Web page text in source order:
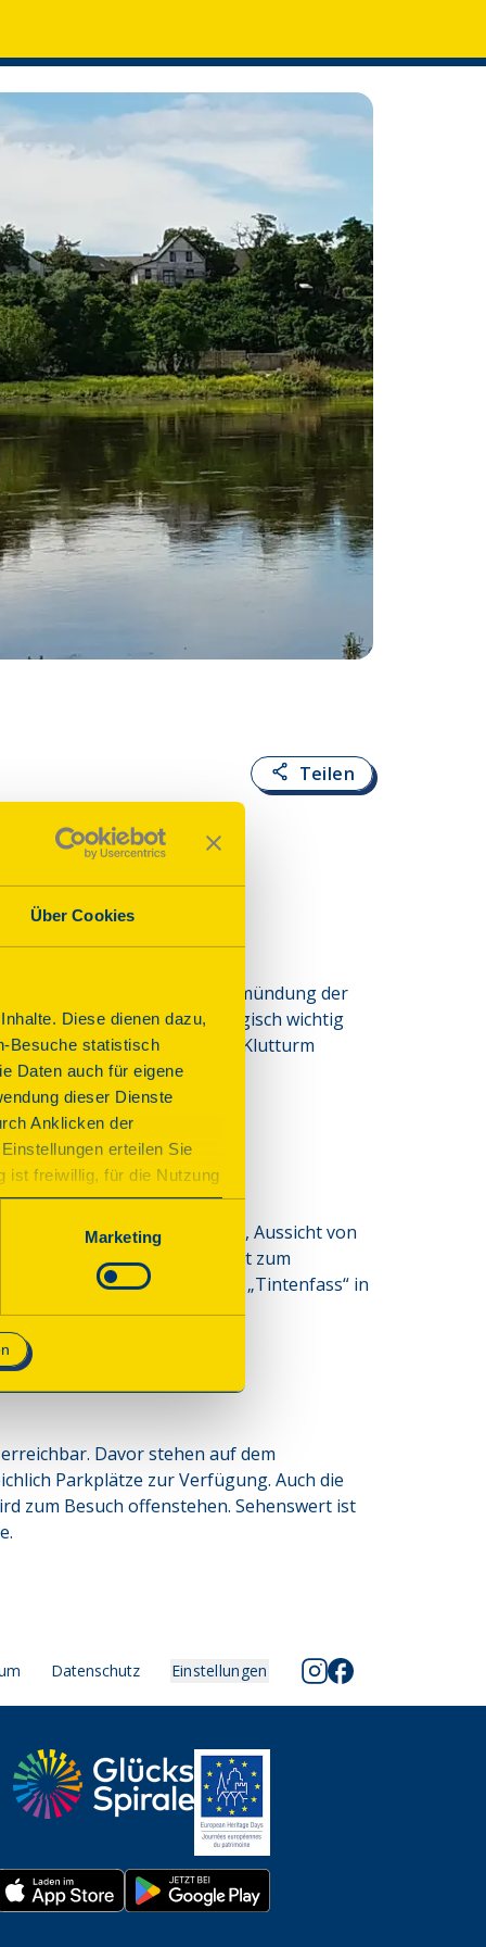
Über Cookies
Diese dienen dazu,
Besuche statistisch
Daten auch für eigene
dieser Dienste
Anklicken der
erteilen Sie
ist freiwillig, für die Nutzung
Sie das Consent Tool
notwendig und für den
Marketing
Teilen
erhebt sich dicht an der Einmündung der
muss für Vorfahren strategisch wichtig
dieser Burg ist nur noch der Klutturm
erwähnt.
mit drei Ausstellungen, Aussicht von
und/oder ein Begleitheft zum
und Kuchen am Vereinshaus „Tintenfass“ in
Davor stehen auf dem
Parkplätze zur Verfügung. Auch die
zum Besuch offenstehen. Sehenswert ist
Datenschutz Einstellungen